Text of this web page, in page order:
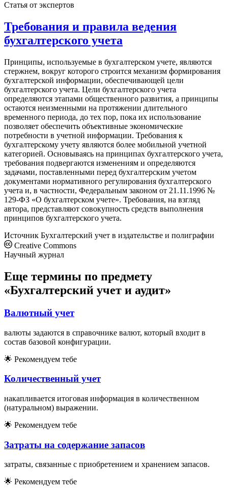
Статья от экспертов
Требования и правила ведения
бухгалтерского учета
Принципы, используемые в бухгалтерском учете, являются
стержнем, вокруг которого строится механизм формирования
бухгалтерской информации, обеспечивающей цели
бухгалтерского учета. Цели бухгалтерского учета
определяются этапами общественного развития, а принципы
остаются неизменными на протяжении длительного
временного периода, до тех пор, пока их использование
позволяет обеспечить объективные экономические
потребности в учетной информации. Требования к
бухгалтерскому учету являются более мобильной учетной
категорией. Основываясь на принципах бухгалтерского учета,
требования подвергаются изменениям и определяются
задачами, поставленными перед бухгалтерским учетом
документами нормативного регулирования бухгалтерского
учета и, в частности, Федеральным законом от 21.11.1996 №
129-ФЗ «О бухгалтерском учете». Требования, на взгляд
автора, представляют совокупность средств выполнения
принципов бухгалтерского учета.
Источник Бухгалтерский учет в издательстве и полиграфии
Creative Commons
Научный журнал
Еще термины по предмету
«Бухгалтерский учет и аудит»
Валютный учет
валюты задаются в справочнике валют, который входит в
состав базовой конфигурации.
🌟 Рекомендуем тебе
Количественный учет
накапливается итоговая информация в количественном
(натуральном) выражении.
🌟 Рекомендуем тебе
Затраты на содержание запасов
затраты, связанные с приобретением и хранением запасов.
🌟 Рекомендуем тебе